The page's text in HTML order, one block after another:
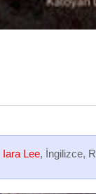
Iara Lee, İngilizce,